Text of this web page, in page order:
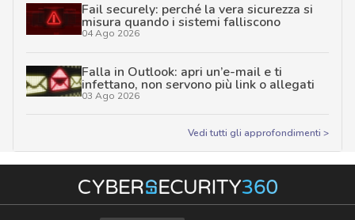
Fail securely: perché la vera sicurezza si
misura quando i sistemi falliscono
04 Ago 2026
Falla in Outlook: apri un’e-mail e ti
infettano, non servono più link o allegati
03 Ago 2026
Vedi tutti gli approfondimenti >